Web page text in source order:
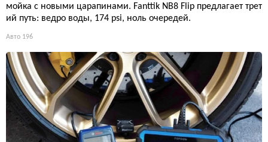
мойка с новыми царапинами. Fanttik NB8 Flip предлагает трет
ий путь: ведро воды, 174 psi, ноль очередей.
Авто 196